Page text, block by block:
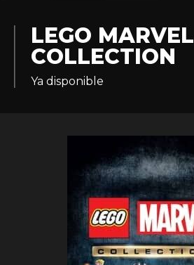
LEGO MARVEL
COLLECTION
Ya disponible